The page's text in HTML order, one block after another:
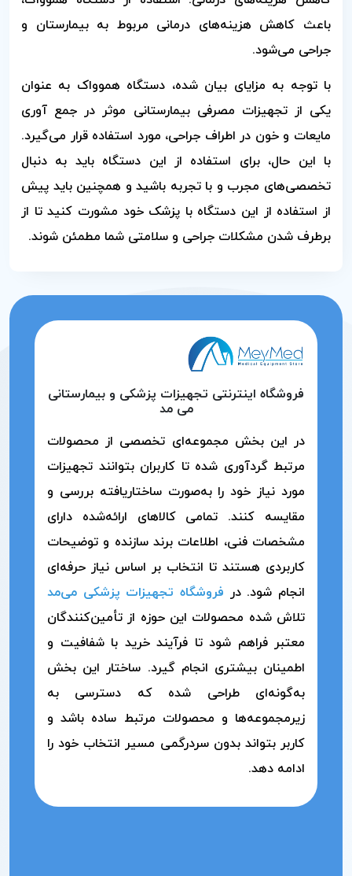
باعث کاهش هزینه‌های درمانی مربوط به بیمارستان و
جراحی می‌شود.
با توجه به مزایای بیان شده، دستگاه هموواک به عنوان
یکی از تجهیزات مصرفی بیمارستانی موثر در جمع آوری
مایعات و خون در اطراف جراحی، مورد استفاده قرار می‌گیرد.
با این حال، برای استفاده از این دستگاه باید به دنبال
تخصصی‌های مجرب و با تجربه باشید و همچنین باید پیش
از استفاده از این دستگاه با پزشک خود مشورت کنید تا از
برطرف شدن مشکلات جراحی و سلامتی شما مطمئن شوند.
فروشگاه اینترنتی تجهیزات پزشکی و بیمارستانی
می مد
در این بخش مجموعه‌ای تخصصی از محصولات
مرتبط گردآوری شده تا کاربران بتوانند تجهیزات
مورد نیاز خود را به‌صورت ساختاریافته بررسی و
مقایسه کنند. تمامی کالاهای ارائه‌شده دارای
مشخصات فنی، اطلاعات برند سازنده و توضیحات
کاربردی هستند تا انتخاب بر اساس نیاز حرفه‌ای
انجام شود. در فروشگاه تجهیزات پزشکی می‌مد
تلاش شده محصولات این حوزه از تأمین‌کنندگان
معتبر فراهم شود تا فرآیند خرید با شفافیت و
اطمینان بیشتری انجام گیرد. ساختار این بخش
به‌گونه‌ای طراحی شده که دسترسی به
زیرمجموعه‌ها و محصولات مرتبط ساده باشد و
کاربر بتواند بدون سردرگمی مسیر انتخاب خود را
ادامه دهد.